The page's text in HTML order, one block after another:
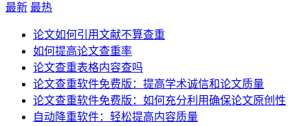
最新 最热
论文如何引用文献不算查重
如何提高论文查重率
论文查重表格内容查吗
论文查重软件免费版：提高学术诚信和论文质量
论文查重软件免费版：如何充分利用确保论文原创性
自动降重软件：轻松提高内容质量